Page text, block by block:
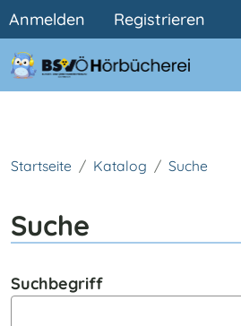
Benutzermenü
Anmelden Registrieren
Startseite Katalog Suche
Suche
Suchbegriff